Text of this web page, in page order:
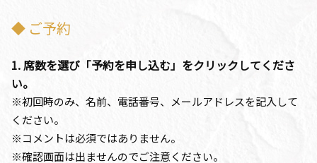
◆ ご予約
1. 席数を選び「予約を申し込む」をクリックしてくださ
い。
※初回時のみ、名前、電話番号、メールアドレスを記入して
ください。
※コメントは必須ではありません。
※確認画面は出ませんのでご注意ください。